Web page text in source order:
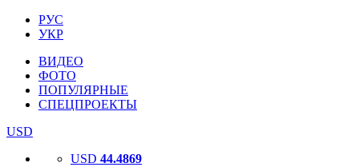
РУС
УКР
ВИДЕО
ФОТО
ПОПУЛЯРНЫЕ
СПЕЦПРОЕКТЫ
USD
USD 44.4869